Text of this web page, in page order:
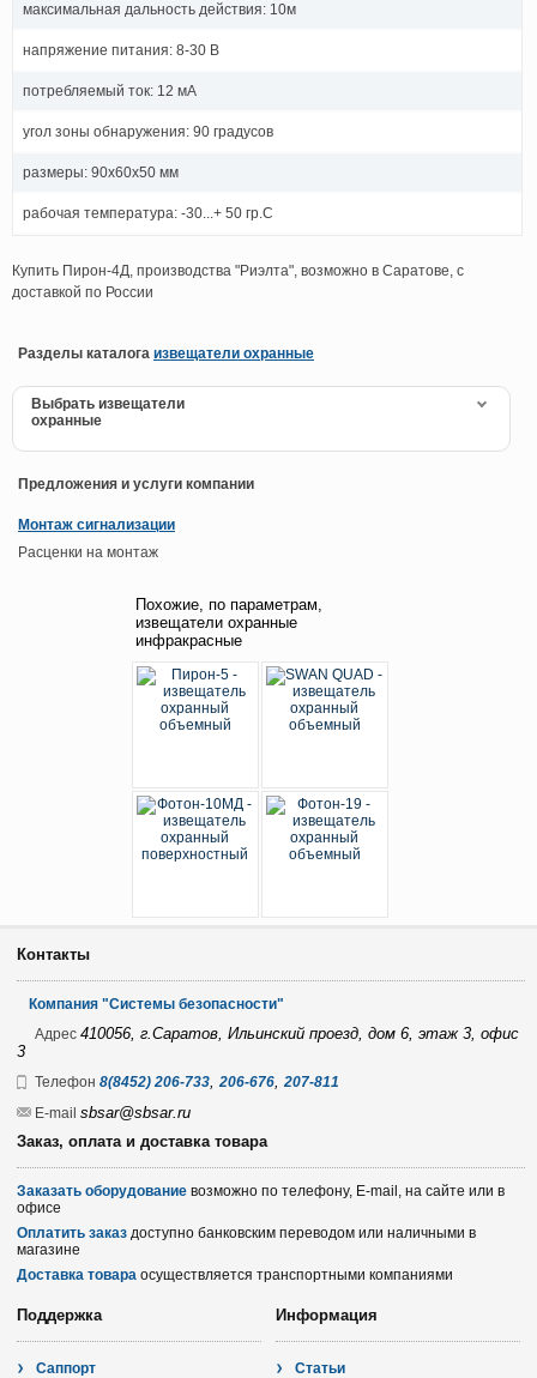
максимальная дальность действия: 10м
напряжение питания: 8-30 В
потребляемый ток: 12 мА
угол зоны обнаружения: 90 градусов
размеры: 90x60x50 мм
рабочая температура: -30...+ 50 гр.С
Купить Пирон-4Д, производства "Риэлта", возможно в Саратове, с
доставкой по России
Разделы каталога извещатели охранные
Выбрать извещатели
охранные
Предложения и услуги компании
Монтаж сигнализации
Расценки на монтаж
Похожие, по параметрам,
извещатели охранные
инфракрасные
Контакты
Компания "Системы безопасности"
Адрес 410056, г.Саратов, Ильинский проезд, дом 6, этаж 3, офис
3
Телефон 8(8452) 206-733,206-676,207-811
E-mail sbsar@sbsar.ru
Заказ, оплата и доставка товара
Заказать оборудование возможно по телефону, E-mail, на сайте или в
офисе
Оплатить заказ доступно банковским переводом или наличными в
магазине
Доставка товара осуществляется транспортными компаниями
Поддержка
Саппорт
Информация
Статьи